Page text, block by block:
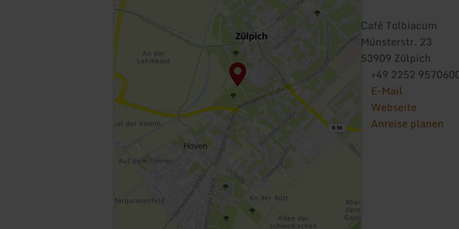
Café Tolbiacum
Münsterstr. 23
53909 Zülpich
+49 2252
E-Mail
Webseite
Anreise planen